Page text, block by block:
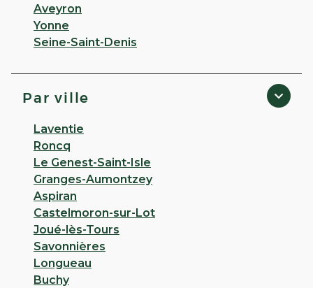
Aveyron
Yonne
Seine-Saint-Denis
Par ville
Laventie
Roncq
Le Genest-Saint-Isle
Granges-Aumontzey
Aspiran
Castelmoron-sur-Lot
Joué-lès-Tours
Savonnières
Longueau
Buchy